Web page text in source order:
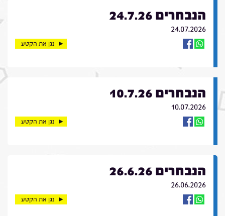
הנבחרים 24.7.26
24.07.2026
נגן את הקטע
הנבחרים 10.7.26
10.07.2026
נגן את הקטע
הנבחרים 26.6.26
26.06.2026
נגן את הקטע